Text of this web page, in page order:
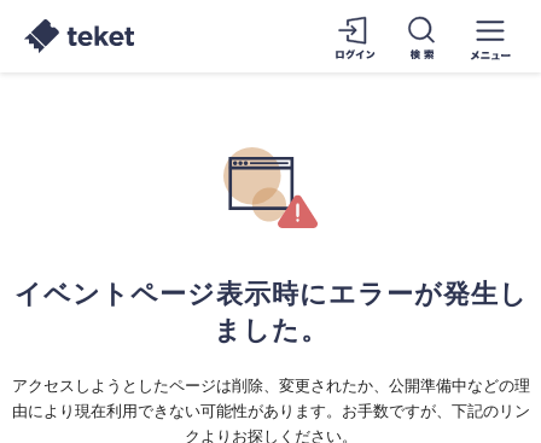
イベントページ表示時にエラーが発生し
ました。
アクセスしようとしたページは削除、変更されたか、公開準備中などの理
由により現在利用できない可能性があります。お手数ですが、下記のリン
クよりお探しください。